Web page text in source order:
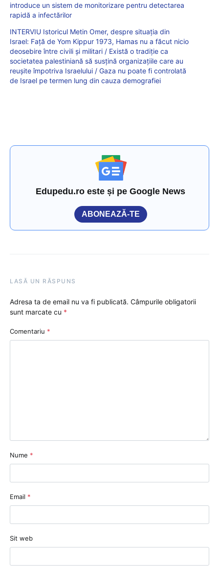
introduce un sistem de monitorizare pentru detectarea
rapidă a infectărilor
INTERVIU Istoricul Metin Omer, despre situația din
Israel: Față de Yom Kippur 1973, Hamas nu a făcut nicio
deosebire între civili și militari / Există o tradiție ca
societatea palestiniană să susțină organizațiile care au
reușite împotriva Israelului / Gaza nu poate fi controlată
de Israel pe termen lung din cauza demografiei
Edupedu.ro este și pe Google News
ABONEAZĂ-TE
LASĂ UN RĂSPUNS
Adresa ta de email nu va fi publicată. Câmpurile obligatorii
sunt marcate cu *
Comentariu *
Nume *
Email *
Sit web